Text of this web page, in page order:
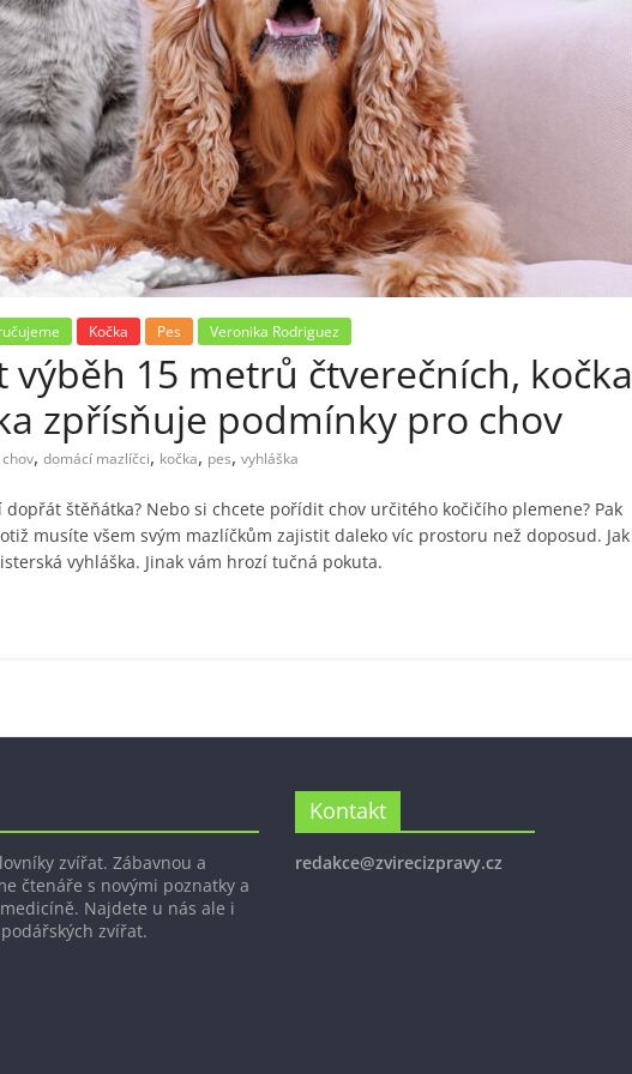
Kočka Pes Veronika Rodriguez
15 metrů čtverečních, kočka
zpřísňuje podmínky pro chov
chov, domácí mazlíčci, kočka, pes, vyhláška
štěňátka? Nebo si chcete pořídit chov určitého kočičího plemene? Pak
musíte všem svým mazlíčkům zajistit daleko víc prostoru než doposud. Jak
vyhláška. Jinak vám hrozí tučná pokuta.
zvířat. Zábavnou a
čtenáře s novými poznatky a
Najdete u nás ale i
zvířat.
Kontakt
redakce@zvirecizpravy.cz